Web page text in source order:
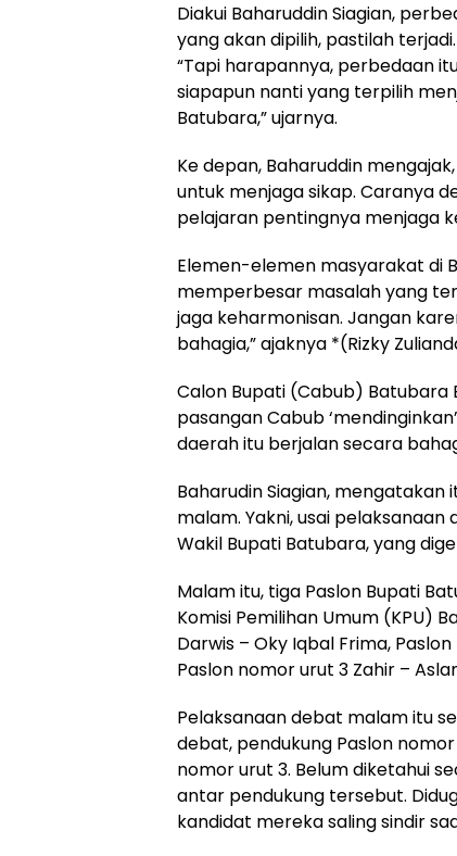
Diakui Baharuddin Siagian,
yang akan dipilih, pastilah
“Tapi harapannya, perbedaan
siapapun nanti yang terpilih
Batubara,” ujarnya.
Ke depan, Baharuddin
untuk menjaga sikap. Caranya
pelajaran pentingnya menjaga
Elemen-elemen masyarakat di
memperbesar masalah yang
jaga keharmonisan. Jangan
bahagia,” ajaknya *(Rizky
Calon Bupati (Cabub) Batubara
pasangan Cabub
daerah itu berjalan secara
Baharudin Siagian, mengatakan
malam. Yakni, usai
Wakil Bupati Batubara, yang
Malam itu, tiga Paslon Bupati
Komisi Pemilihan Umum (KPU)
Darwis – Oky Iqbal Frima,
Paslon nomor urut 3 Zahir –
Pelaksanaan debat malam itu
debat, pendukung Paslon
nomor urut 3. Belum diketahui
antar pendukung tersebut.
kandidat mereka saling sindir